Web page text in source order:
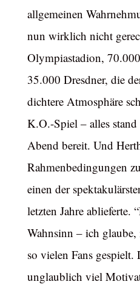
allgemeinen
nun wirklich nicht
Olympiastadion,
35.000 Dresdner, die
dichtere Atmosphäre
K.O.-Spiel – alles
Abend bereit. Und
Rahmenbedingungen
einen der
letzten Jahre ablieferte.
Wahnsinn – ich
so vielen Fans gespielt.
unglaublich viel